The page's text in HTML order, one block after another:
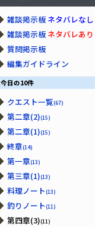
雑談掲示板 ネタバレなし
雑談掲示板 ネタバレあり
質問掲示板
編集ガイドライン
今日の10件
クエスト一覧(67)
第二章(2)(15)
第二章(1)(15)
終章(14)
第一章(13)
第三章(1)(13)
料理ノート (13)
釣りノート (11)
第四章(3)(11)